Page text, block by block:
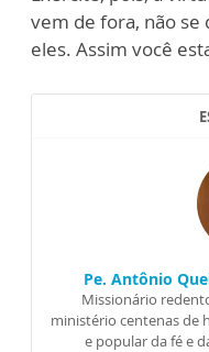
vem de fora, não
eles. Assim você
Pe. Antônio
Missionário
ministério centenas de
e popular da fé e